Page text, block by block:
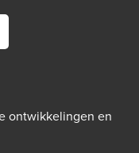
ontwikkelingen en